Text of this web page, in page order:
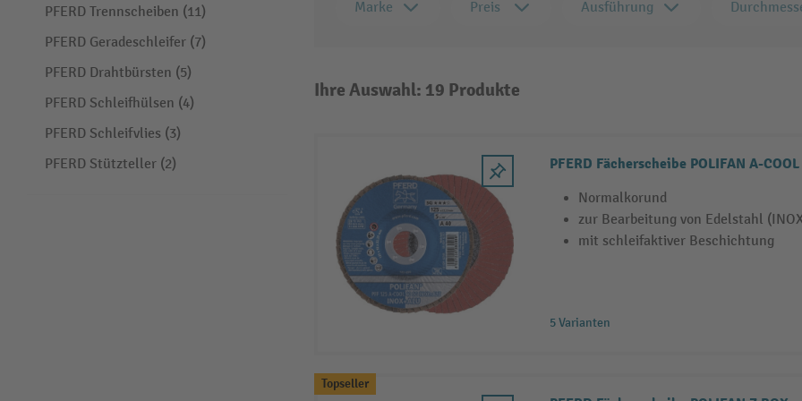
PFERD Trennscheiben (11)
PFERD Geradeschleifer (7)
PFERD Drahtbürsten (5)
PFERD Schleifhülsen (4)
PFERD Schleifvlies (3)
PFERD Stützteller (2)
Marke Preis Ausführung
Ihre Auswahl: 19 Produkte
PFERD Fächerscheibe POLIFAN A-
Normalkorund
zur Bearbeitung von Edelstahl
mit schleifaktiver Beschichtung
5 Varianten
Topseller